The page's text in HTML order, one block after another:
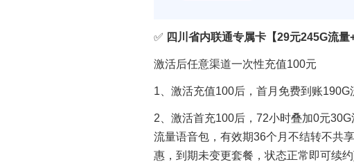
✅ 四川省内联通专属卡【29元245G流量
激活后任意渠道一次性充值100元
1、激活充值100后，首月免费到账190G
2、激活首充100后，72小时叠加0元
流量语音包，有效期36个月不结转不共
惠，到期未变更套餐，状态正常即可续约)